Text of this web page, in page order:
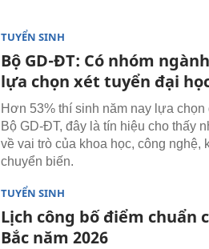
TUYỂN SINH
Bộ GD-ĐT: Có nhóm
lựa chọn xét tuyển đại
Hơn 53% thí sinh năm nay lựa
Bộ GD-ĐT, đây là tín hiệu cho thấy
về vai trò của khoa học, công nghệ,
chuyển biến.
TUYỂN SINH
Lịch công bố điểm chuẩn
Bắc năm 2026